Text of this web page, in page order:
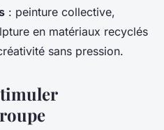
: peinture collective,
en matériaux recyclés
sans pression.